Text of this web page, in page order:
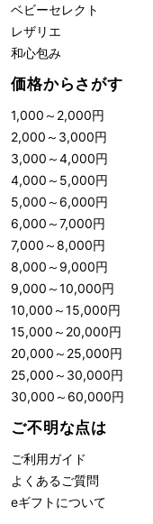
ベビーセレクト
レザリエ
和心包み
価格からさがす
1,000 ～ 2,000円
2,000 ～ 3,000円
3,000 ～4,000円
4,000 ～ 5,000円
5,000 ～ 6,000円
6,000 ～7,000円
7,000 ～8,000円
8,000 ～ 9,000円
9,000 ～10,000円
10,000 ～15,000円
15,000 ～ 20,000円
20,000 ～ 25,000円
25,000 ～ 30,000円
30,000 ～ 60,000円
ご不明な点は
ご利用ガイド
よくあるご質問
eギフトについて